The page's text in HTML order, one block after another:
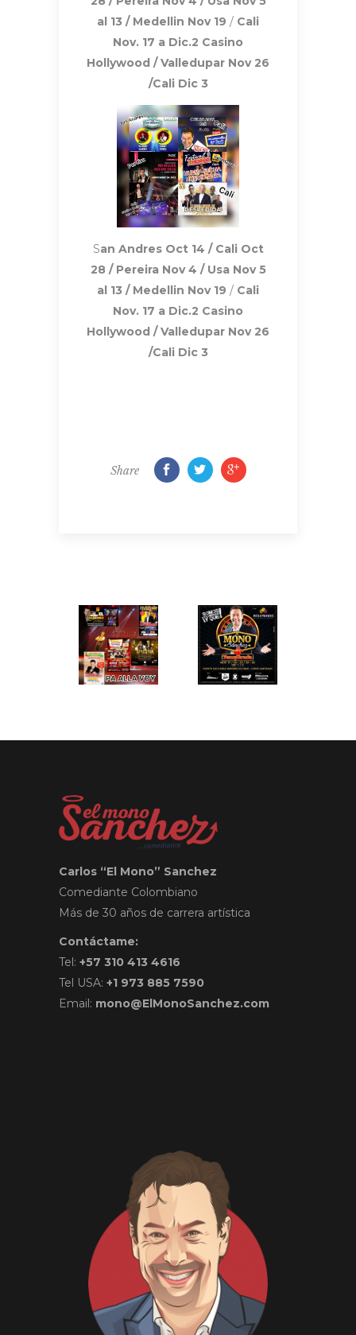
al 13 / Medellin Nov 19 / Cali
Nov. 17 a Dic.2 Casino
Hollywood / Valledupar Nov 26
/Cali Dic 3
San Andres Oct 14 / Cali Oct
28 / Pereira Nov 4 / Usa Nov 5
al 13 / Medellin Nov 19 / Cali
Nov. 17 a Dic.2 Casino
Hollywood / Valledupar Nov 26
/Cali Dic 3
Share
Carlos “El Mono” Sanchez
Comediante Colombiano
Más de 30 años de carrera artística
Contáctame:
Tel: +57 310 413 4616
Tel USA: +1 973 885 7590
Email: mono@ElMonoSanchez.com